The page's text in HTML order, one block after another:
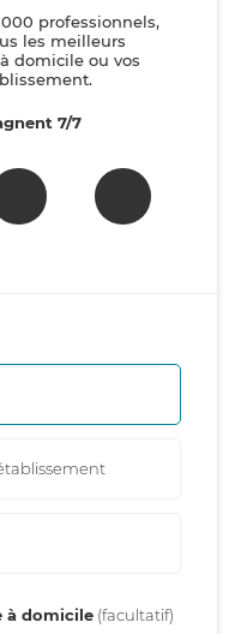
professionnels,
les meilleurs
domicile ou vos
7/7
à domicile